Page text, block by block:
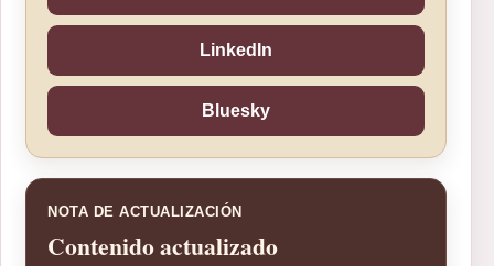
LinkedIn
Bluesky
NOTA DE ACTUALIZACIÓN
Contenido actualizado